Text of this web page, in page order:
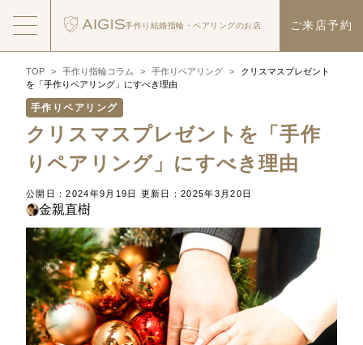
手作り結婚指輪・ ペアリングのお店 ご来店予約
TOP > 手作り指輪コラム > 手作りペアリング >
クリスマスプレゼント
を「手作りペアリング」にすべき理由
手作りペアリング
クリスマスプレゼントを「手作
りペアリング」にすべき理由
公開日：2024年9月19日 更新日：2025年3月20日
金親直樹